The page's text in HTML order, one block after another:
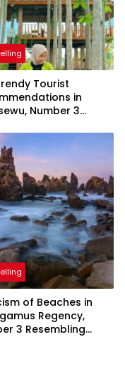
Tourist
in
Number 3
of Beaches in
Regency,
3 Resembling